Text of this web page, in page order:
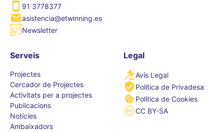
91 3778377
asistencia@etwinning.es
Newsletter
Serveis
Projectes
Cercador de Projectes
Activitats per a projectes
Publicacions
Notícies
Ambaixadors
Legal
Avís Legal
Política de Privadesa
Política de Cookies
CC BY-SA